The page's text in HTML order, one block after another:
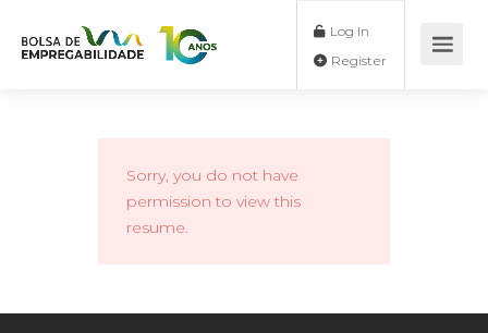
Log In
Sorry, you do not have
permission to view this
resume.